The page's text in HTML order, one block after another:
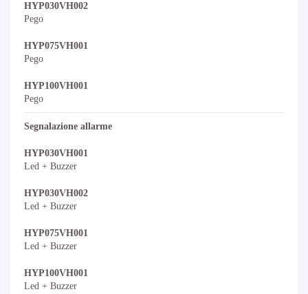
HYP030VH002
Pego
HYP075VH001
Pego
HYP100VH001
Pego
Segnalazione allarme
HYP030VH001
Led + Buzzer
HYP030VH002
Led + Buzzer
HYP075VH001
Led + Buzzer
HYP100VH001
Led + Buzzer